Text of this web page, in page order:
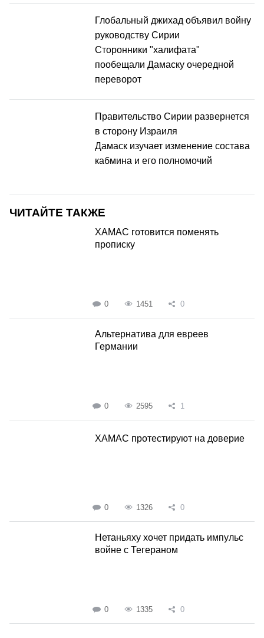
Глобальный джихад объявил войну
руководству Сирии
Сторонники "халифата"
пообещали Дамаску очередной
переворот
Правительство Сирии развернется
в сторону Израиля
Дамаск изучает изменение состава
кабмина и его полномочий
ЧИТАЙТЕ ТАКЖЕ
ХАМАС готовится поменять
прописку
0 1451 0
Альтернатива для евреев
Германии
0 2595 1
ХАМАС протестируют на доверие
0 1326 0
Нетаньяху хочет придать импульс
войне с Тегераном
0 1335 0